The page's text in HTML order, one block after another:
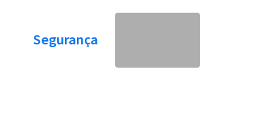
Segurança